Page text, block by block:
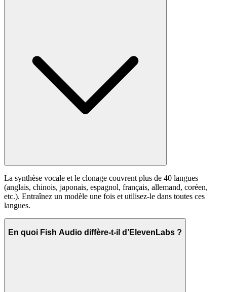
La synthèse vocale et le clonage couvrent plus de 40 langues
(anglais, chinois, japonais, espagnol, français, allemand, coréen,
etc.). Entraînez un modèle une fois et utilisez-le dans toutes ces
langues.
En quoi Fish Audio diffère-t-il d’ElevenLabs ?